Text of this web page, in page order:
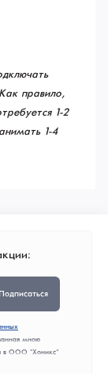
правило,
1-2
1-4
Подписаться
мною
в ООО "Хоникс"